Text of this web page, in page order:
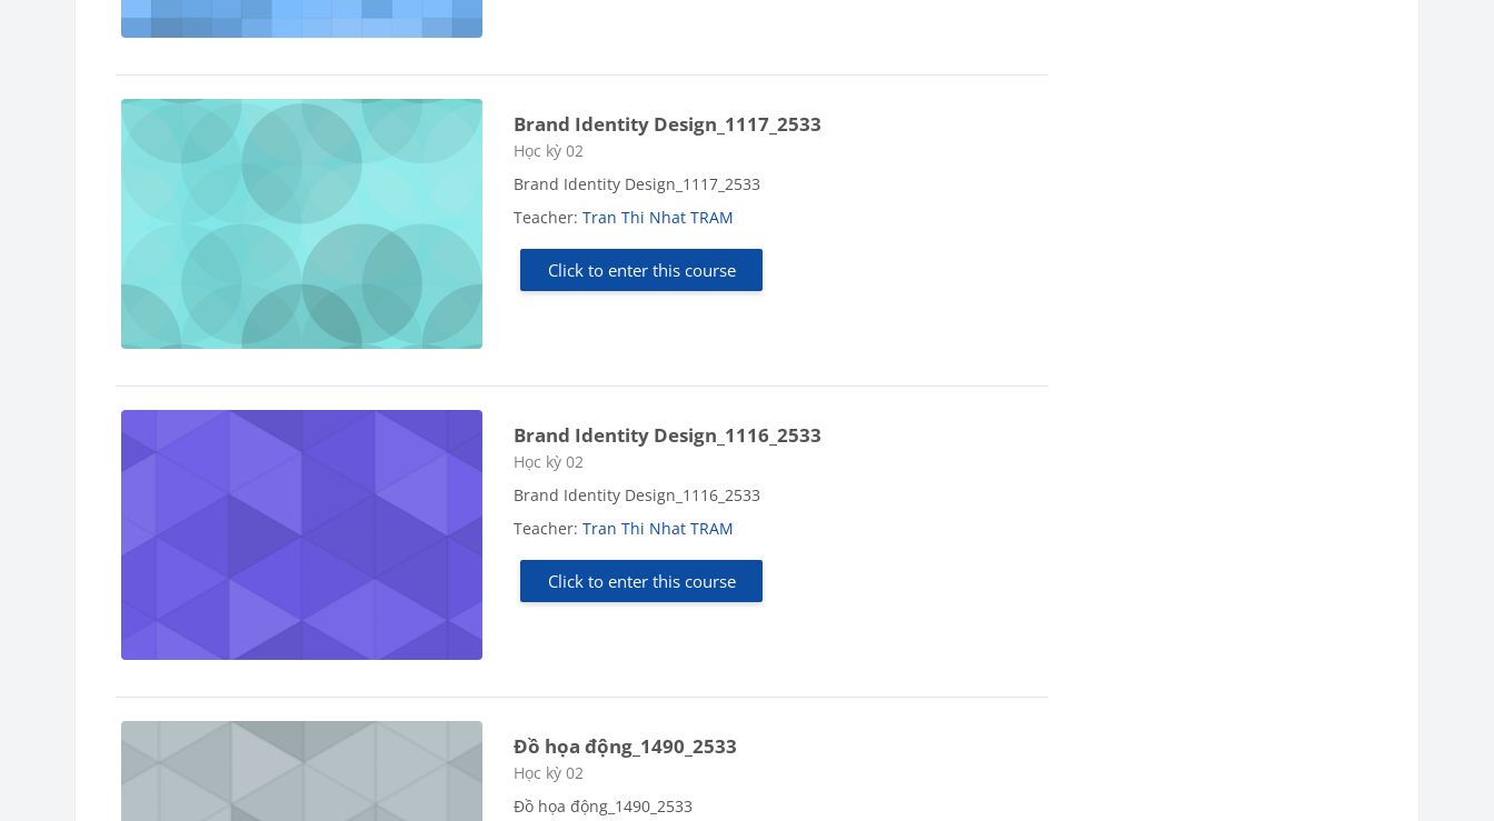
Brand Identity Design_1117_2533
Course category
Học kỳ 02
Brand Identity Design_1117_2533
Teacher:Tran Thi Nhat TRAM
Click to enter this course
Brand Identity Design_1116_2533
Course category
Học kỳ 02
Brand Identity Design_1116_2533
Teacher:Tran Thi Nhat TRAM
Click to enter this course
Đồ họa động_1490_2533
Course category
Học kỳ 02
Đồ họa động_1490_2533